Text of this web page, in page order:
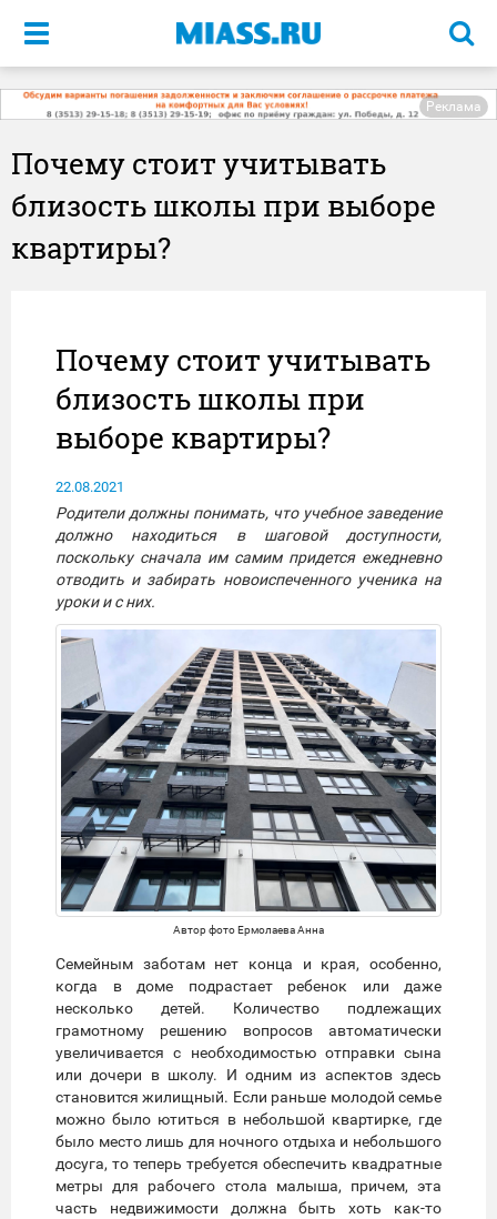
Меню
Реклама
Почему стоит учитывать
близость школы при выборе
квартиры?
Почему стоит учитывать
близость школы при
выборе квартиры?
22.08.2021
Родители должны понимать, что учебное заведение
должно находиться в шаговой доступности,
поскольку сначала им самим придется ежедневно
отводить и забирать новоиспеченного ученика на
уроки и с них.
Автор фото Ермолаева Анна
Семейным заботам нет конца и края, особенно,
когда в доме подрастает ребенок или даже
несколько детей. Количество подлежащих
грамотному решению вопросов автоматически
увеличивается с необходимостью отправки сына
или дочери в школу. И одним из аспектов здесь
становится жилищный. Если раньше молодой семье
можно было ютиться в небольшой квартирке, где
было место лишь для ночного отдыха и небольшого
досуга, то теперь требуется обеспечить квадратные
метры для рабочего стола малыша, причем, эта
часть недвижимости должна быть хоть как-то